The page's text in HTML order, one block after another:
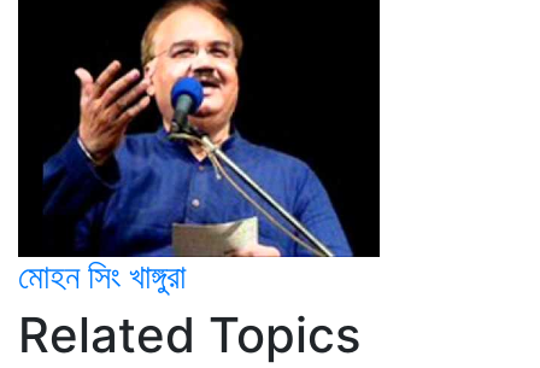
মোহন সিং খাঙ্গুরা
Related Topics